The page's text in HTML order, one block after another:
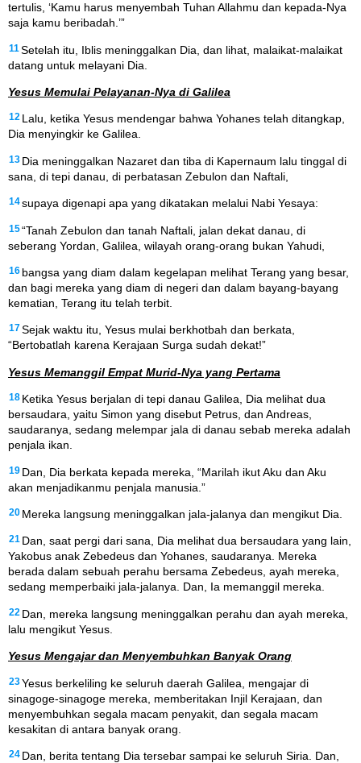
tertulis, ‘Kamu harus menyembah Tuhan Allahmu dan kepada-Nya
saja kamu beribadah.’”
11 Setelah itu, Iblis meninggalkan Dia, dan lihat, malaikat-malaikat
datang untuk melayani Dia.
Yesus Memulai Pelayanan-Nya di Galilea
12 Lalu, ketika Yesus mendengar bahwa Yohanes telah ditangkap,
Dia menyingkir ke Galilea.
13 Dia meninggalkan Nazaret dan tiba di Kapernaum lalu tinggal di
sana, di tepi danau, di perbatasan Zebulon dan Naftali,
14supaya digenapi apa yang dikatakan melalui Nabi Yesaya:
15“Tanah Zebulon dan tanah Naftali, jalan dekat danau, di
seberang Yordan, Galilea, wilayah orang-orang bukan Yahudi,
16 bangsa yang diam dalam kegelapan melihat Terang yang besar,
dan bagi mereka yang diam di negeri dan dalam bayang-bayang
kematian, Terang itu telah terbit.
17 Sejak waktu itu, Yesus mulai berkhotbah dan berkata,
“Bertobatlah karena Kerajaan Surga sudah dekat!”
Yesus Memanggil Empat Murid-Nya yang Pertama
18 Ketika Yesus berjalan di tepi danau Galilea, Dia melihat dua
bersaudara, yaitu Simon yang disebut Petrus, dan Andreas,
saudaranya, sedang melempar jala di danau sebab mereka adalah
penjala ikan.
19 Dan, Dia berkata kepada mereka, “Marilah ikut Aku dan Aku
akan menjadikanmu penjala manusia.”
20 Mereka langsung meninggalkan jala-jalanya dan mengikut Dia.
21 Dan, saat pergi dari sana, Dia melihat dua bersaudara yang lain,
Yakobus anak Zebedeus dan Yohanes, saudaranya. Mereka
berada dalam sebuah perahu bersama Zebedeus, ayah mereka,
sedang memperbaiki jala-jalanya. Dan, Ia memanggil mereka.
22 Dan, mereka langsung meninggalkan perahu dan ayah mereka,
lalu mengikut Yesus.
Yesus Mengajar dan Menyembuhkan Banyak Orang
23Yesus berkeliling ke seluruh daerah Galilea, mengajar di
sinagoge-sinagoge mereka, memberitakan Injil Kerajaan, dan
menyembuhkan segala macam penyakit, dan segala macam
kesakitan di antara banyak orang.
24 Dan, berita tentang Dia tersebar sampai ke seluruh Siria. Dan,